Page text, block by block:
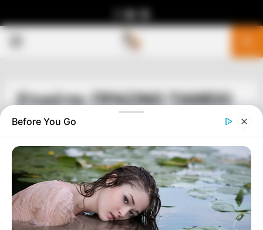
Ετικέτα: ΠΡΑΣΙΝΟ ΤΑΜΕΙΟ
Before You Go